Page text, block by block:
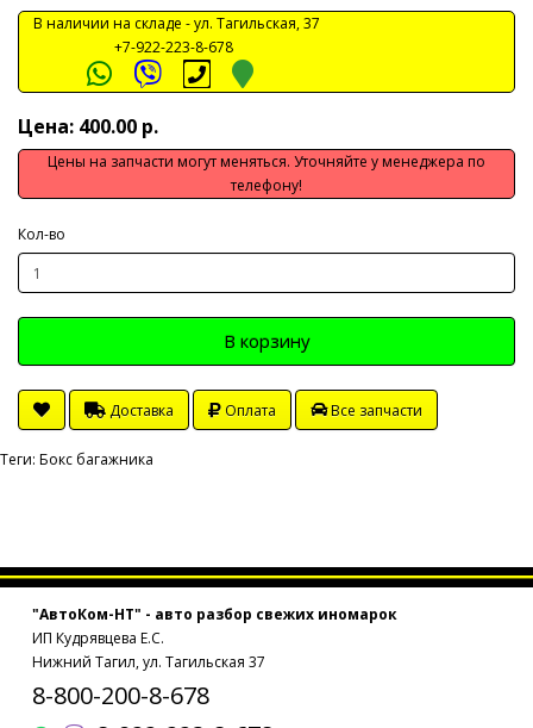
В наличии на складе -ул. Тагильская, 37
+7-922-223-8-678
Цена: 400.00 р.
Цены на запчасти могут меняться. Уточняйте у менеджера по
телефону!
Кол-во
В корзину
Доставка Оплата Все запчасти
Теги: Бокс багажника
"АвтоКом-НТ" - авто разбор свежих иномарок
ИП Кудрявцева Е.С.
Нижний Тагил, ул. Тагильская 37
8-800-200-8-678